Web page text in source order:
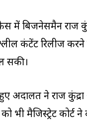
केस में बिजनेसमैन राज
कंटेंट रिलीज करने
सकी।
अदालत ने राज कुंद्रा
मैजिस्ट्रेट कोर्ट ने